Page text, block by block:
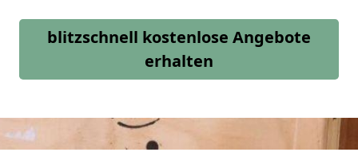
blitzschnell kostenlose Angebote
erhalten